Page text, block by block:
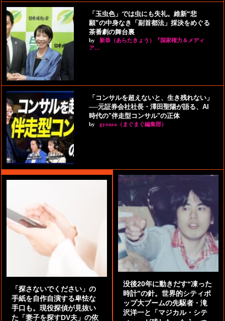
「玉虫色」では虫にも失礼。維新“悲
願”の中身なき「副首都法」採決をめぐる
茶番劇の舞台裏
by
新恭（あらたきょう）『国家権力＆メディ
ア…
「コンサルを超えないと、生き残れない」
──元証券会社社長・澤田聖陽が語る、AI
時代の"伴走型コンサル"の正体
by gyouza（まぐまぐ編集部）
「探さないでください」の
手紙を自作自演する卑怯な
手口も。現役探偵が見抜い
た「妻子を探すDV夫」の依
没後20年に動きだす“凍った
時計”の針。世界的シティポ
ップ大ブームの先駆者・滝
沢洋一と「マジカル・シテ